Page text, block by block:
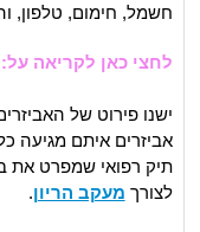
חשמל, חימום, טלפון,
לחצי כאן לקריאה על:
ישנו פירוט של
אביזרים איתם מגיעה
תיק רפואי שמפרט את
לצורך מעקב הריון.